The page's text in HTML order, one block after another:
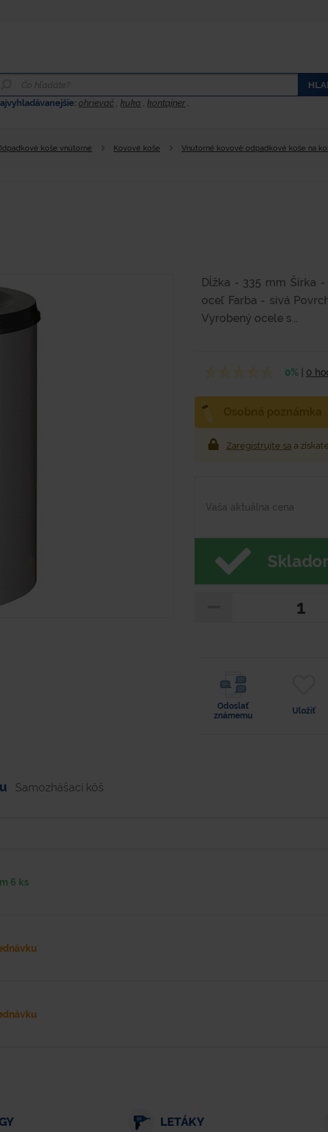
ohrievač ,kuka ,kontajner ,
koše vnútorné Kovové koše
Vnútorné kovové odpadkové koše na
Dĺžka - 335 mm Šírka
oceľ Farba - sivá
Vyrobený ocele s...
0% 0
Zaregistrujte sa a
Vaša aktuálna cena
Odoslať
známemu
Uložiť
Samozhášací kôš
6 ks
LETÁKY